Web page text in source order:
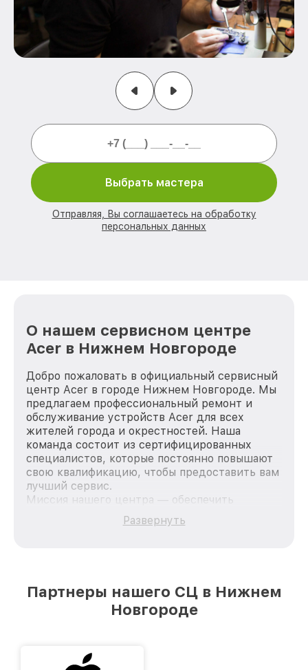
Выбрать мастера
Отправляя, Вы соглашаетесь на обработку
персональных данных
О нашем сервисном центре
Acer в Нижнем Новгороде
Добро пожаловать в официальный сервисный
центр Acer в городе Нижнем Новгороде. Мы
предлагаем профессиональный ремонт и
обслуживание устройств Acer для всех
жителей города и окрестностей. Наша
команда состоит из сертифицированных
специалистов, которые постоянно повышают
свою квалификацию, чтобы предоставить вам
лучший сервис.
Миссия нашего центра — обеспечить
качественный и доступный ремонт для
каждого пользователя продукции Acer, вне
лучшим сервисным центром Acer в городе
Нижнем Новгороде, постоянно повышая
Развернуть
Партнеры нашего СЦ в Нижнем
Новгороде